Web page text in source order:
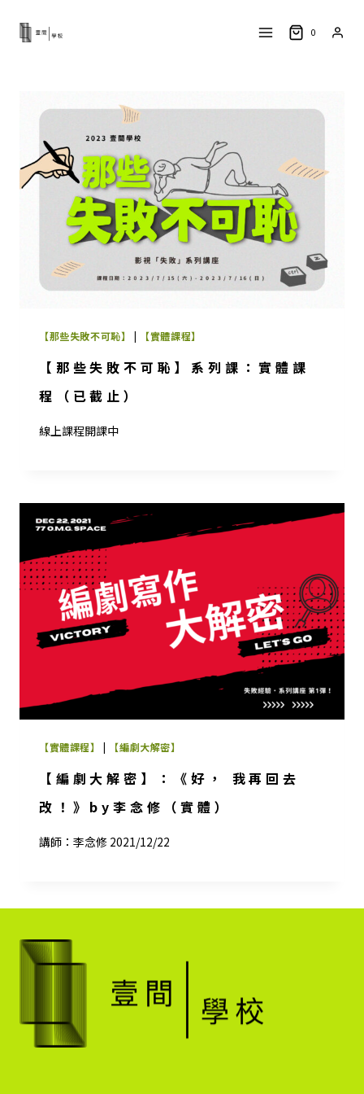
content
0
【那些失敗不可恥】 | 【實體課程】
【那些失敗不可恥】系列課：實體課
程（已截止）
線上課程開課中
【實體課程】 | 【編劇大解密】
【編劇大解密】：《好， 我再回去
改！》by李念修（實體）
講師：李念修 2021/12/22